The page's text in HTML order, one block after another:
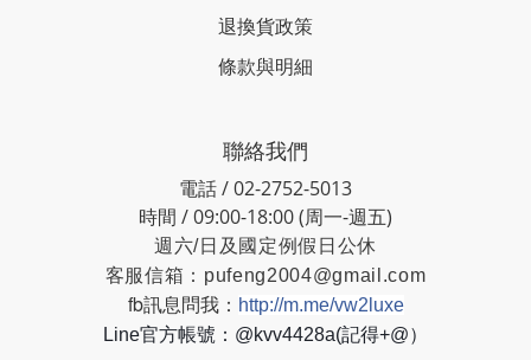
退換貨政策
條款與明細
聯絡我們
電話 / 02-2752-5013
時間 / 09:00-18:00 (周一-週五)
週六/日及國定例假日公休
客服信箱： pufeng2004@gmail.com
fb訊息問我： http://m.me/vw2luxe
Line官方帳號：@kvv4428a(記得+@）